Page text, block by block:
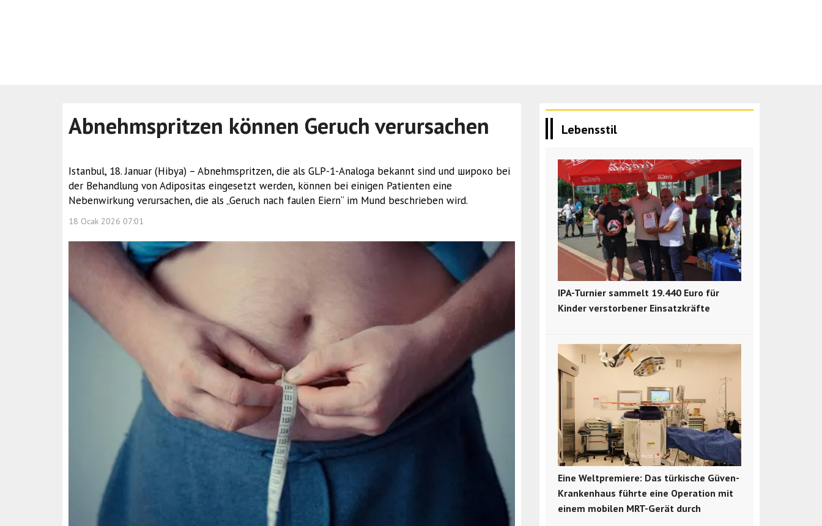
Abnehmspritzen können Geruch verursachen
Istanbul, 18. Januar (Hibya) – Abnehmspritzen, die als GLP-1-Analoga bekannt sind und широко bei
der Behandlung von Adipositas eingesetzt werden, können bei einigen Patienten eine
Nebenwirkung verursachen, die als „Geruch nach faulen Eiern“ im Mund beschrieben wird.
18 Ocak 2026 07:01
Lebensstil
IPA-Turnier sammelt 19.440 Euro für
Kinder verstorbener Einsatzkräfte
Eine Weltpremiere: Das türkische Güven-
Krankenhaus führte eine Operation mit
einem mobilen MRT-Gerät durch